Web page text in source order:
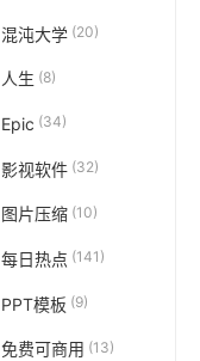
混沌大学 (20)
人生 (8)
Epic (34)
影视软件(32)
图片压缩(10)
每日热点 (141)
PPT模板 (9)
免费可商用 (13)